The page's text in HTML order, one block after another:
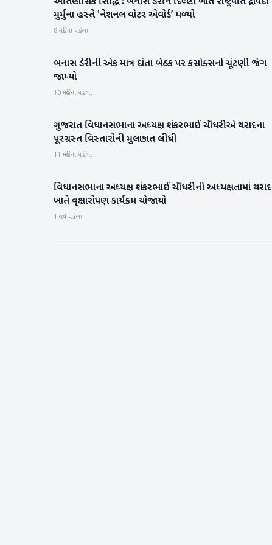
મુર્મુના હસ્તે 'નેશનલ વોટર એવોર્ડ’ મળ્યો
8 મહિના પહેલા
બનાસકાંઠા
બનાસ ડેરીની એક માત્ર દાંતા બેઠક પર કસોક્સનો ચૂંટણી જંગ
જામ્યો
10 મહિના પહેલા
બનાસકાંઠા
ગુજરાત વિધાનસભાના અધ્યક્ષ શંકરભાઈ ચૌધરીએ થરાદના
પૂરગ્રસ્ત વિસ્તારોની મુલાકાત લીધી
11 મહિના પહેલા
બનાસકાંઠા
વિધાનસભાના અધ્યક્ષ શંકરભાઈ ચૌધરીની અધ્યક્ષતામાં થરાદ
ખાતે વૃક્ષારોપણ કાર્યક્રમ યોજાયો
1 વર્ષ પહેલા